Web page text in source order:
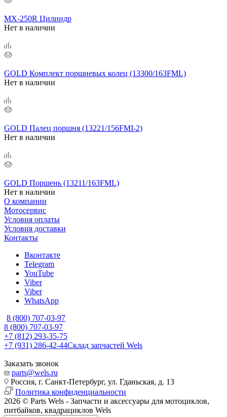
MX-250R Цилиндр
Нет в наличии
GOLD Комплект поршневых колец (13300/163FML)
Нет в наличии
GOLD Палец поршня (13221/156FMI-2)
Нет в наличии
GOLD Поршень (13211/163FML)
Нет в наличии
О компании
Мотосервис
Условия оплаты
Условия доставки
Контакты
Вконтакте
Telegram
YouTube
Viber
Viber
WhatsApp
8 (800) 707-03-97
8 (800) 707-03-97
+7 (812) 293-35-75
+7 (931) 286-42-44Склад запчастей Wels
Заказать звонок
parts@wels.ru
Россия, г. Санкт-Петербург, ул. Гданьская, д. 13
Политика конфиденциальности
2026 © Parts Wels - Запчасти и аксессуары для мотоциклов,
питбайков, квадрациклов Wels